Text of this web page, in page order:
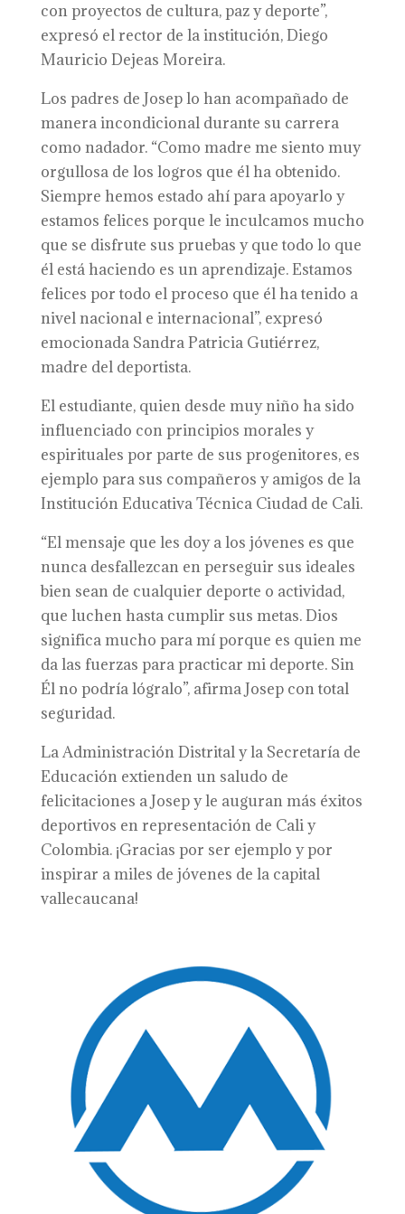
con proyectos de cultura, paz y deporte”,
expresó el rector de la institución, Diego
Mauricio Dejeas Moreira.
Los padres de Josep lo han acompañado de
manera incondicional durante su carrera
como nadador. “Como madre me siento muy
orgullosa de los logros que él ha obtenido.
Siempre hemos estado ahí para apoyarlo y
estamos felices porque le inculcamos mucho
que se disfrute sus pruebas y que todo lo que
él está haciendo es un aprendizaje. Estamos
felices por todo el proceso que él ha tenido a
nivel nacional e internacional”, expresó
emocionada Sandra Patricia Gutiérrez,
madre del deportista.
El estudiante, quien desde muy niño ha sido
influenciado con principios morales y
espirituales por parte de sus progenitores, es
ejemplo para sus compañeros y amigos de la
Institución Educativa Técnica Ciudad de Cali.
“El mensaje que les doy a los jóvenes es que
nunca desfallezcan en perseguir sus ideales
bien sean de cualquier deporte o actividad,
que luchen hasta cumplir sus metas. Dios
significa mucho para mí porque es quien me
da las fuerzas para practicar mi deporte. Sin
Él no podría lógralo”, afirma Josep con total
seguridad.
La Administración Distrital y la Secretaría de
Educación extienden un saludo de
felicitaciones a Josep y le auguran más éxitos
deportivos en representación de Cali y
Colombia. ¡Gracias por ser ejemplo y por
inspirar a miles de jóvenes de la capital
vallecaucana!